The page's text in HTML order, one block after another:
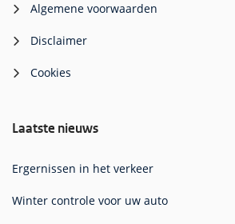
Algemene voorwaarden
Disclaimer
Cookies
Laatste nieuws
Ergernissen in het verkeer
Winter controle voor uw auto